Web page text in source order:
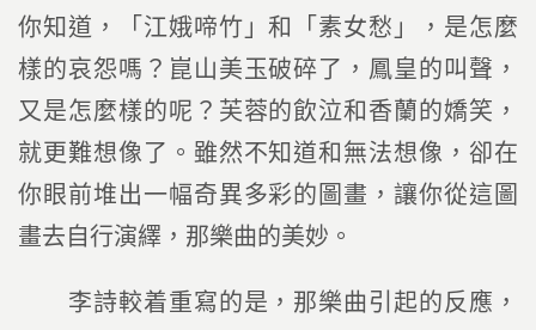
你知道，「江娥啼竹」和「素女愁」，是怎麼
樣的哀怨嗎？崑山美玉破碎了，鳳皇的叫聲，
又是怎麼樣的呢？芙蓉的飲泣和香蘭的嬌笑，
就更難想像了。雖然不知道和無法想像，卻在
你眼前堆出一幅奇異多彩的圖畫，讓你從這圖
畫去自行演繹，那樂曲的美妙。
李詩較着重寫的是，那樂曲引起的反應，